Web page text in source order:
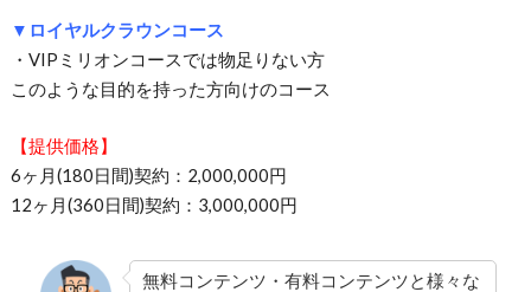
▼ロイヤルクラウンコース
・VIPミリオンコースでは物足りない方
このような目的を持った方向けのコース
【提供価格】
6ヶ月(180日間)契約：2,000,000円
12ヶ月(360日間)契約：3,000,000円
無料コンテンツ・有料コンテンツと様々な